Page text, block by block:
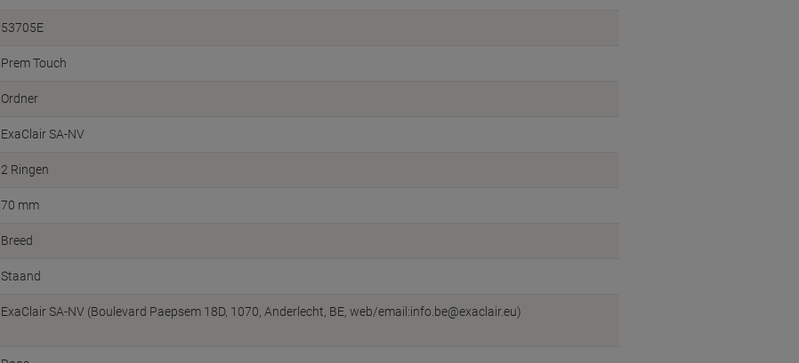
53705E
Prem Touch
Ordner
ExaClair SA-NV
2 Ringen
70 mm
Breed
Staand
ExaClair SA-NV (Boulevard Paepsem 18D, 1070, Anderlecht, BE, web/email:info.be@exaclair.eu)